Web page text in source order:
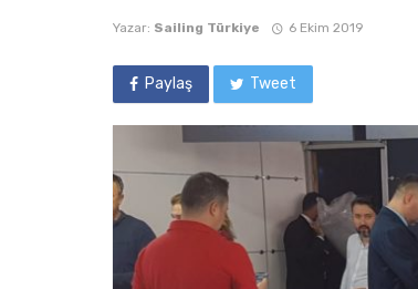
Yazar: Sailing Türkiye 6 Ekim 2019
Paylaş Tweet